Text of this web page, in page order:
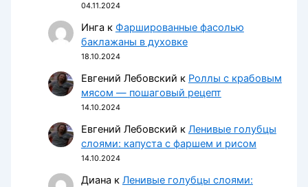
04.11.2024
Инга к Фаршированные фасолью
баклажаны в духовке
18.10.2024
Евгений Лебовский к Роллы с крабовым
мясом — пошаговый рецепт
14.10.2024
Евгений Лебовский к Ленивые голубцы
слоями: капуста с фаршем и рисом
14.10.2024
Диана к Ленивые голубцы слоями: